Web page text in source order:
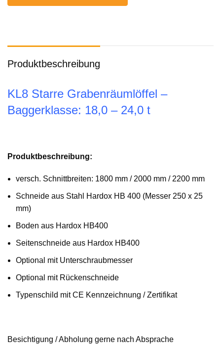
Produktbeschreibung
KL8 Starre Grabenräumlöffel –
Baggerklasse: 18,0 – 24,0 t
Produktbeschreibung:
versch. Schnittbreiten: 1800 mm / 2000 mm / 2200 mm
Schneide aus Stahl Hardox HB 400 (Messer 250 x 25
mm)
Boden aus Hardox HB400
Seitenschneide aus Hardox HB400
Optional mit Unterschraubmesser
Optional mit Rückenschneide
Typenschild mit CE Kennzeichnung / Zertifikat
Besichtigung / Abholung gerne nach Absprache